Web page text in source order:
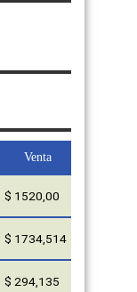
Venta
$ 1520,00
$ 1734,514
$ 294,135